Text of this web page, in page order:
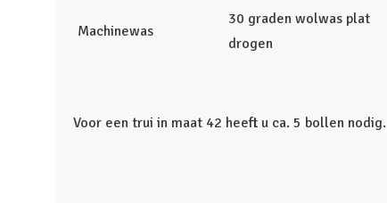
Machinewas
30 graden wolwas plat
drogen
Voor een trui in maat 42 heeft u ca. 5 bollen nodig.